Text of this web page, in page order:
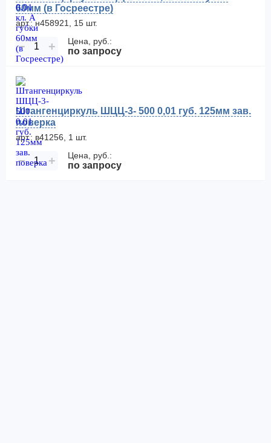
60мм (в Госреестре)
арт.: н458921, 15 шт.
− + Цена, руб.:
по запросу
Штангенциркуль ШЦЦ-3- 500 0,01 губ. 125мм зав.
поверка
арт.: в41256, 1 шт.
− + Цена, руб.:
по запросу